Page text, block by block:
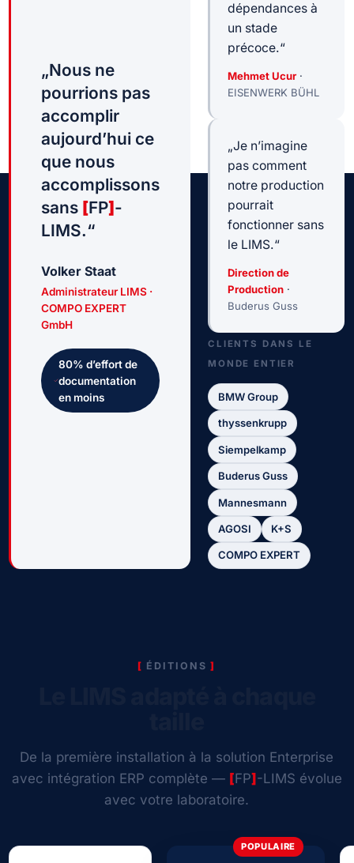
„Nous ne
pourrions pas
accomplir
aujourd’hui ce
que nous
accomplissons
sans [FP]-
LIMS.“
Volker Staat
Administrateur LIMS ·
COMPO EXPERT
GmbH
80% d’effort de
documentation
en moins
dépendances à
un stade
précoce.“
Mehmet Ucur·
EISENWERK BÜHL
„Je n’imagine
pas comment
notre production
pourrait
fonctionner sans
le LIMS.“
Direction de
Production ·
Buderus Guss
CLIENTS DANS LE
MONDE ENTIER
BMW Group
thyssenkrupp
Siempelkamp
Buderus Guss
Mannesmann
AGOSI K+S
COMPO EXPERT
ÉDITIONS
De la première installation à la solution Enterprise
avec intégration ERP complète — [FP]-LIMS évolue
avec votre laboratoire.
POPULAIRE